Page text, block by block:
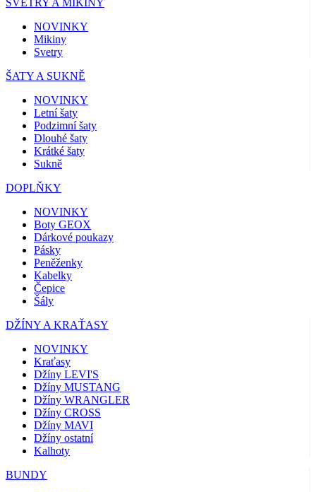
SVETRY A MIKINY
NOVINKY
Mikiny
Svetry
ŠATY A SUKNĚ
NOVINKY
Letní šaty
Podzimní šaty
Dlouhé šaty
Krátké šaty
Sukně
DOPLŇKY
NOVINKY
Boty GEOX
Dárkové poukazy
Pásky
Peněženky
Kabelky
Čepice
Šály
DŽÍNY A KRAŤASY
NOVINKY
Kraťasy
Džíny LEVI'S
Džíny MUSTANG
Džíny WRANGLER
Džíny CROSS
Džíny MAVI
Džíny ostatní
Kalhoty
BUNDY